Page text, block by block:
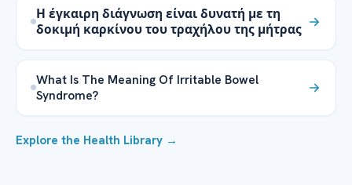
Η έγκαιρη διάγνωση είναι δυνατή με τη
δοκιμή καρκίνου του τραχήλου της μήτρας
What Is The Meaning Of Irritable Bowel
Syndrome?
Explore the Health Library →